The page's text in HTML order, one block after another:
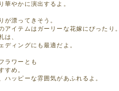
華やかに演出するよ。
が漂ってきそう。
アイテムはガーリーな花嫁にぴったり。
は、
ディングにも最適だよ。
ラワーとも
すめ。
ハッピーな雰囲気があふれるよ。